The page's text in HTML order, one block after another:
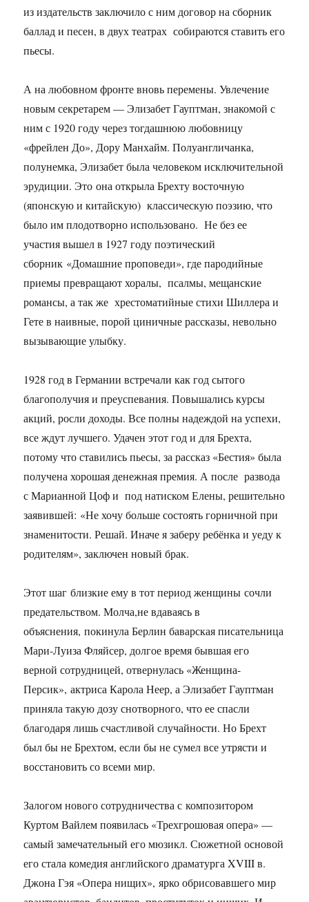
из издательств заключило с ним договор на сборник
баллад и песен, в двух театрах собираются ставить его
пьесы.
А на любовном фронте вновь перемены. Увлечение
новым секретарем — Элизабет Гауптман, знакомой с
ним с 1920 году через тогдашнюю любовницу
«фрейлен До», Дору Манхайм. Полуангличанка,
полунемка, Элизабет была человеком исключительной
эрудиции. Это она открыла Брехту восточную
(японскую и китайскую) классическую поэзию, что
было им плодотворно использовано. Не без ее
участия вышел в 1927 году поэтический
сборник «Домашние проповеди», где пародийные
приемы превращают хоралы, псалмы, мещанские
романсы, а так же хрестоматийные стихи Шиллера и
Гете в наивные, порой циничные рассказы, невольно
вызывающие улыбку.
1928 год в Германии встречали как год сытого
благополучия и преуспевания. Повышались курсы
акций, росли доходы. Все полны надеждой на успехи,
все ждут лучшего. Удачен этот год и для Брехта,
потому что ставились пьесы, за рассказ «Бестия» была
получена хорошая денежная премия. А после развода
с Марианной Цоф и под натиском Елены, решительно
заявившей: «Не хочу больше состоять горничной при
знаменитости. Решай. Иначе я заберу ребёнка и уеду к
родителям», заключен новый брак.
Этот шаг близкие ему в тот период женщины сочли
предательством. Молча,не вдаваясь в
объяснения, покинула Берлин баварская писательница
Мари-Луиза Фляйсер, долгое время бывшая его
верной сотрудницей, отвернулась «Женщина-
Персик», актриса Карола Неер, а Элизабет Гауптман
приняла такую дозу снотворного, что ее спасли
благодаря лишь счастливой случайности. Но Брехт
был бы не Брехтом, если бы не сумел все утрясти и
восстановить со всеми мир.
Залогом нового сотрудничества с композитором
Куртом Вайлем появилась «Трехгрошовая опера» —
самый замечательный его мюзикл. Сюжетной основой
его стала комедия английского драматурга XVIII в.
Джона Гэя «Опера нищих», ярко обрисовавшего мир